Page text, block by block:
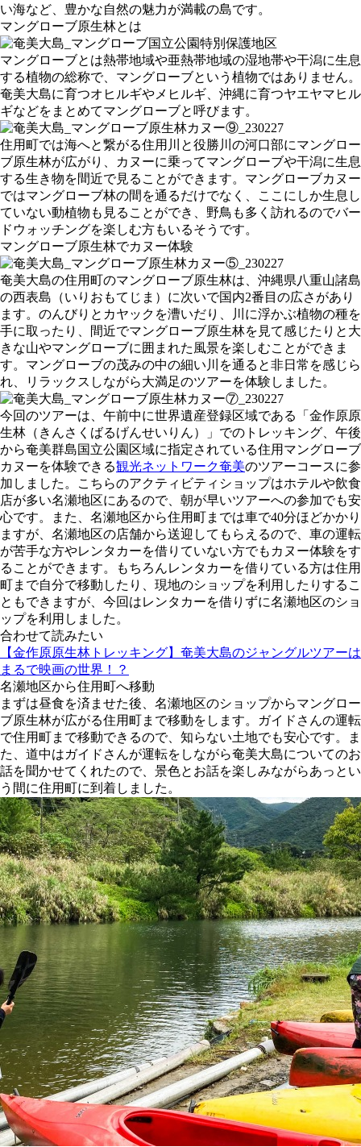
い海など、豊かな自然の魅力が満載の島です。
マングローブ原生林とは
マングローブとは熱帯地域や亜熱帯地域の湿地帯や干潟に生息
する植物の総称で、マングローブという植物ではありません。
奄美大島に育つオヒルギやメヒルギ、沖縄に育つヤエヤマヒル
ギなどをまとめてマングローブと呼びます。
住用町では海へと繋がる住用川と役勝川の河口部にマングロー
ブ原生林が広がり、カヌーに乗ってマングローブや干潟に生息
する生き物を間近で見ることができます。マングローブカヌー
ではマングローブ林の間を通るだけでなく、ここにしか生息し
ていない動植物も見ることができ、野鳥も多く訪れるのでバー
ドウォッチングを楽しむ方もいるそうです。
マングローブ原生林でカヌー体験
奄美大島の住用町のマングローブ原生林は、沖縄県八重山諸島
の西表島（いりおもてじま）に次いで国内2番目の広さがあり
ます。のんびりとカヤックを漕いだり、川に浮かぶ植物の種を
手に取ったり、間近でマングローブ原生林を見て感じたりと大
きな山やマングローブに囲まれた風景を楽しむことができま
す。マングローブの茂みの中の細い川を通ると非日常を感じら
れ、リラックスしながら大満足のツアーを体験しました。
今回のツアーは、午前中に世界遺産登録区域である「金作原原
生林（きんさくばるげんせいりん）」でのトレッキング、午後
から奄美群島国立公園区域に指定されている住用マングローブ
カヌーを体験できる観光ネットワーク奄美のツアーコースに参
加しました。こちらのアクティビティショップはホテルや飲食
店が多い名瀬地区にあるので、朝が早いツアーへの参加でも安
心です。また、名瀬地区から住用町までは車で40分ほどかかり
ますが、名瀬地区の店舗から送迎してもらえるので、車の運転
が苦手な方やレンタカーを借りていない方でもカヌー体験をす
ることができます。もちろんレンタカーを借りている方は住用
町まで自分で移動したり、現地のショップを利用したりするこ
ともできますが、今回はレンタカーを借りずに名瀬地区のショ
ップを利用しました。
合わせて読みたい
【金作原原生林トレッキング】奄美大島のジャングルツアーは
まるで映画の世界！？
名瀬地区から住用町へ移動
まずは昼食を済ませた後、名瀬地区のショップからマングロー
ブ原生林が広がる住用町まで移動をします。ガイドさんの運転
で住用町まで移動できるので、知らない土地でも安心です。ま
た、道中はガイドさんが運転をしながら奄美大島についてのお
話を聞かせてくれたので、景色とお話を楽しみながらあっとい
う間に住用町に到着しました。